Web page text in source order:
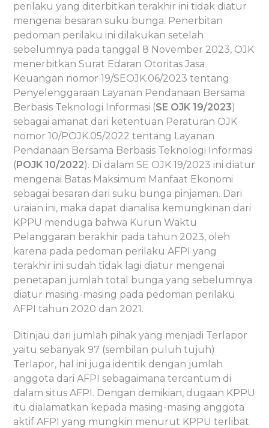
perilaku yang diterbitkan terakhir ini tidak diatur
mengenai besaran suku bunga. Penerbitan
pedoman perilaku ini dilakukan setelah
sebelumnya pada tanggal 8 November 2023, OJK
menerbitkan Surat Edaran Otoritas Jasa
Keuangan nomor 19/SEOJK.06/2023 tentang
Penyelenggaraan Layanan Pendanaan Bersama
Berbasis Teknologi Informasi (SE OJK 19/2023)
sebagai amanat dari ketentuan Peraturan OJK
nomor 10/POJK.05/2022 tentang Layanan
Pendanaan Bersama Berbasis Teknologi Informasi
(POJK 10/2022). Di dalam SE OJK 19/2023 ini diatur
mengenai Batas Maksimum Manfaat Ekonomi
sebagai besaran dari suku bunga pinjaman. Dari
uraian ini, maka dapat dianalisa kemungkinan dari
KPPU menduga bahwa Kurun Waktu
Pelanggaran berakhir pada tahun 2023, oleh
karena pada pedoman perilaku AFPI yang
terakhir ini sudah tidak lagi diatur mengenai
penetapan jumlah total bunga yang sebelumnya
diatur masing-masing pada pedoman perilaku
AFPI tahun 2020 dan 2021.
Ditinjau dari jumlah pihak yang menjadi Terlapor
yaitu sebanyak 97 (sembilan puluh tujuh)
Terlapor, hal ini juga identik dengan jumlah
anggota dari AFPI sebagaimana tercantum di
dalam situs AFPI. Dengan demikian, dugaan KPPU
itu dialamatkan kepada masing-masing anggota
aktif AFPI yang mungkin menurut KPPU terlibat